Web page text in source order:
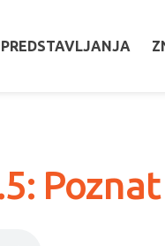
PREDSTAVLJANJA